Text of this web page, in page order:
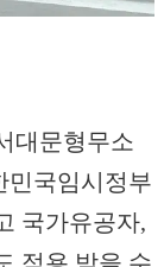
대문형무소
민국임시정부
국가유공자,
적용 받을 수